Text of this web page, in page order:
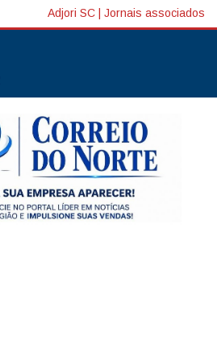
Adjori SC Jornais associados